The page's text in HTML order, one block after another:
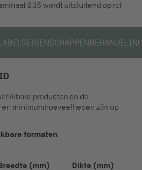
0,35 wordt uitsluitend op rol
LABELSEIGENSCHAPPEN
producten en de
minimumhoeveelheden zijn op
formaten
(mm) Dikte (mm)